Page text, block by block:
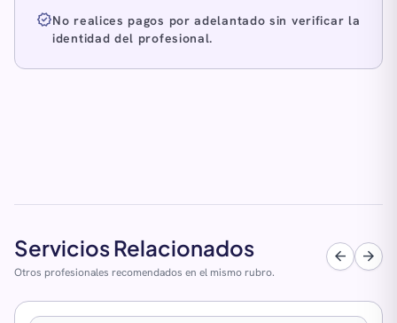
verifiedNo realices pagos por adelantado sin verificar la
identidad del profesional.
Servicios Relacionados
Otros profesionales recomendados en el mismo rubro.
arrow_back arrow_forward